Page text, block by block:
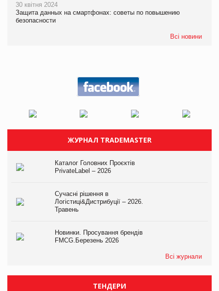
30 квітня 2024
Защита данных на смартфонах: советы по повышению
безопасности
Всі новини
ЖУРНАЛ TRADEMASTER
Каталог Головних Проєктів
PrivateLabel – 2026
Сучасні рішення в
Логістиці&Дистрибуції – 2026.
Травень
Новинки. Просування брендів
FMCG.Березень 2026
Всі журнали
ТЕНДЕРИ